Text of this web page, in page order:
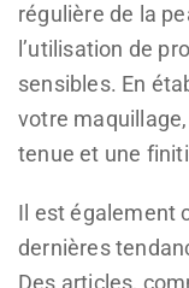
régulière de la
l’utilisation de
sensibles. En
votre
tenue et une
Il est également
dernières